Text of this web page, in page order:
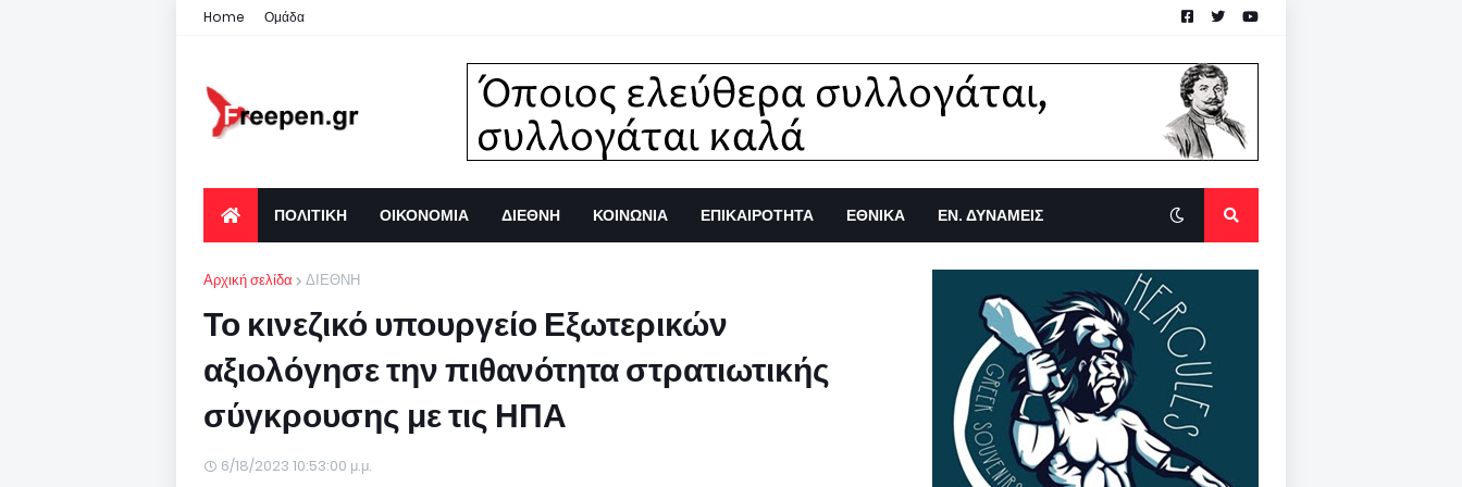
Home Ομάδα
ΠΟΛΙΤΙΚΗ ΟΙΚΟΝΟΜΙΑ ΔΙΕΘΝΗ ΚΟΙΝΩΝΙΑ ΕΠΙΚΑΙΡΟΤΗΤΑ ΕΘΝΙΚΑ ΕΝ. ΔΥΝΑΜΕΙΣ
Αρχική σελίδα ΔΙΕΘΝΗ
Το κινεζικό υπουργείο Εξωτερικών
αξιολόγησε την πιθανότητα στρατιωτικής
σύγκρουσης με τις ΗΠΑ
6/18/2023 10:53:00 μ.μ.